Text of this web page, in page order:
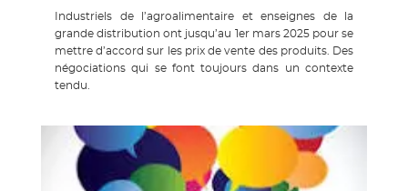
Industriels de l’agroalimentaire et enseignes de la
grande distribution ont jusqu’au 1er mars 2025 pour se
mettre d’accord sur les prix de vente des produits. Des
négociations qui se font toujours dans un contexte
tendu.